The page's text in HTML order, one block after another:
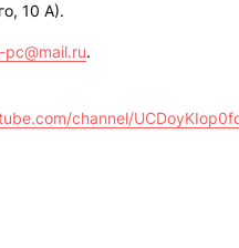
10 А).
.
channel/